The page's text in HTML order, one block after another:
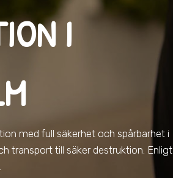
I
med full säkerhet och spårbarhet i
transport till säker destruktion. Enligt